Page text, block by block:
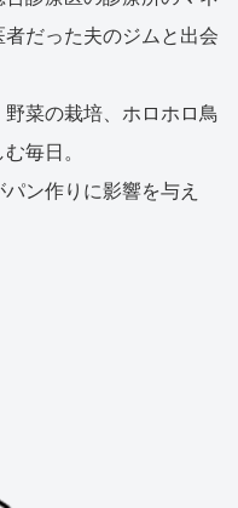
だった夫のジムと出会
菜の栽培、ホロホロ鳥
毎日。
ン作りに影響を与え